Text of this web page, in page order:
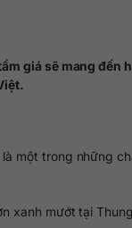
giá sẽ mang đến
một trong những
xanh mướt tại